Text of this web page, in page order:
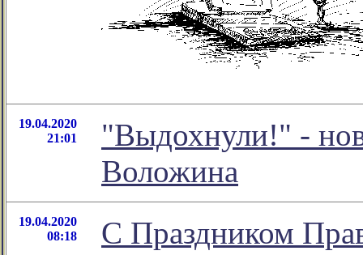
19.04.2020
21:01
"Выдохнули!" -
Воложина
19.04.2020
08:18
C Праздником